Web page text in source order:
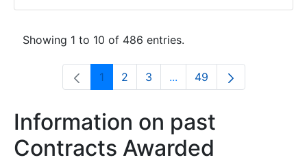
Showing 1 to 10 of 486 entries.
Page
1 Page
2 Page
3 ...Intermediate Pages Use
Page
49
Information on past
Contracts Awarded